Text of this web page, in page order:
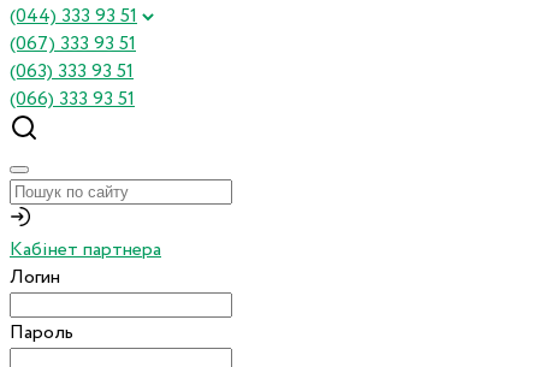
(044) 333 93 51
(067) 333 93 51
(063) 333 93 51
(066) 333 93 51
Кабінет партнера
Логин
Пароль